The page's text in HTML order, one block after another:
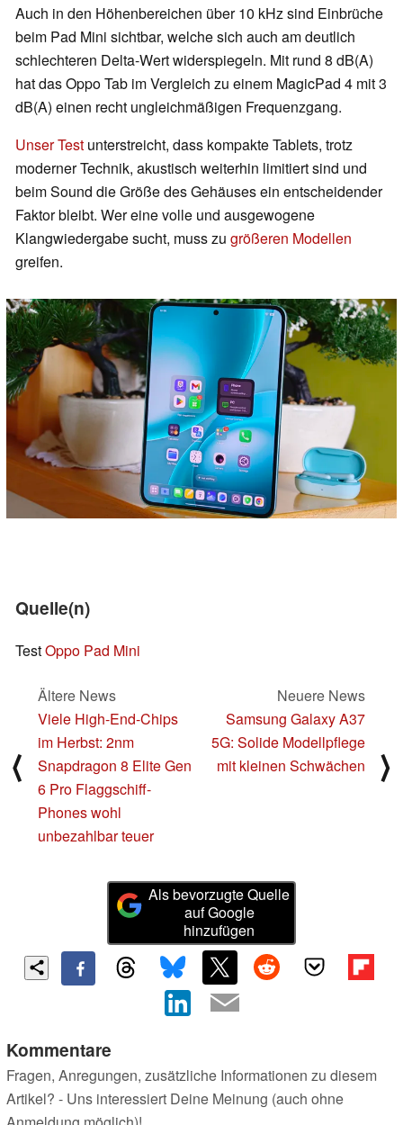
Auch in den Höhenbereichen über 10 kHz sind Einbrüche
beim Pad Mini sichtbar, welche sich auch am deutlich
schlechteren Delta-Wert widerspiegeln. Mit rund 8 dB(A)
hat das Oppo Tab im Vergleich zu einem MagicPad 4 mit 3
dB(A) einen recht ungleichmäßigen Frequenzgang.
Unser Test unterstreicht, dass kompakte Tablets, trotz
moderner Technik, akustisch weiterhin limitiert sind und
beim Sound die Größe des Gehäuses ein entscheidender
Faktor bleibt. Wer eine volle und ausgewogene
Klangwiedergabe sucht, muss zu größeren Modellen
greifen.
Quelle(n)
TestOppo Pad Mini
⟨
Ältere News
Viele High-End-Chips
im Herbst: 2nm
Snapdragon 8 Elite Gen
6 Pro Flaggschiff-
Phones wohl
unbezahlbar teuer
Neuere News
Samsung Galaxy A37
5G: Solide Modellpflege
mit kleinen Schwächen
⟩
Als bevorzugte Quelle
auf Google
hinzufügen
Kommentare
Fragen, Anregungen, zusätzliche Informationen zu diesem
Artikel? - Uns interessiert Deine Meinung (auch ohne